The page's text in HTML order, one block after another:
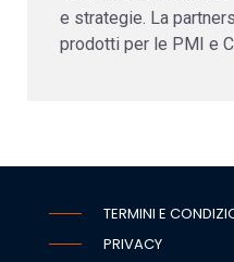
e strategie. La
prodotti per le PMI e
TERMINI E
PRIVACY